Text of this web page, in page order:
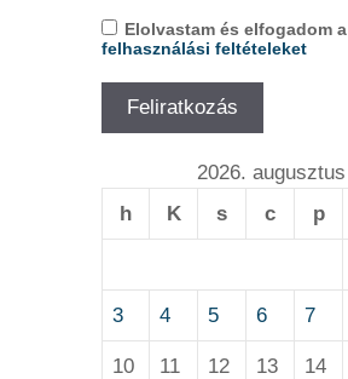
Elolvastam és elfogadom a
felhasználási feltételeket
2026. augusztus
h
K s c p
3 4 5 6 7
10 11 12 13 14